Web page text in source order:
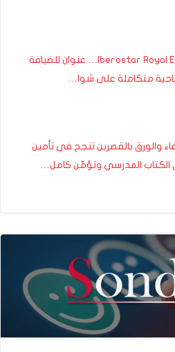
فندق Iberostar Royal El Mansour… عنوان للضيافة
متكاملة على شوا…
والورق بالقصرين تنجح في تأمين